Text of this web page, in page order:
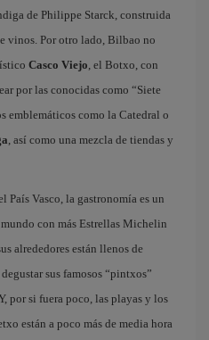
de Philippe Starck, construida
vinos. Por otro lado, Bilbao no
Casco Viejo, el Botxo, con
por las conocidas como “Siete
emblemáticos como la Catedral o
, así como una mezcla de tiendas y
País Vasco, la gastronomía es un
con más Estrellas Michelin
alrededores están llenos de
sus famosos “pintxos”
por si fuera poco, las playas y los
están a poco más de media hora